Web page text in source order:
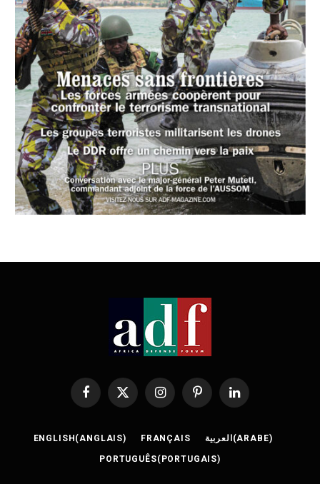
Facebook
X
InstagramPinterestLinkedIn
ENGLISH (ANGLAIS) FRANÇAIS العربية (ARABE)
PORTUGUÊS( PORTUGAIS)